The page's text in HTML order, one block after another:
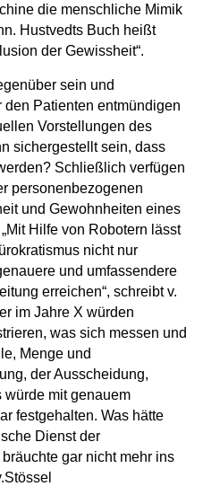
die menschliche Mimik
Hustvedts Buch heißt
der Gewissheit“.
sein und
Patienten entmündigen
Vorstellungen des
sichergestellt sein, dass
Schließlich verfügen
personenbezogenen
und Gewohnheiten eines
Hilfe von Robotern lässt
nicht nur
und umfassendere
erreichen“, schreibt v.
im Jahre X würden
was sich messen und
Menge und
der Ausscheidung,
mit genauem
festgehalten. Was hätte
Dienst der
gar nicht mehr ins